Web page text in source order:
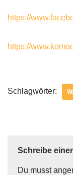
https://
https://
Schlagwörter:
Schreibe
Du musst